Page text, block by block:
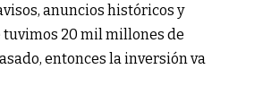
anuncios históricos y
20 mil millones de
entonces la inversión va